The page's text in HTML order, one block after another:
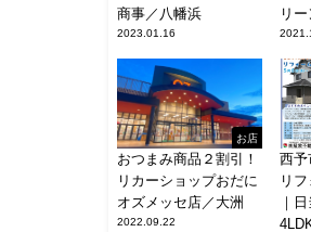
商事／八幡浜
2023.01.16
リ
お店
おつまみ商品２割引！
リカーショップおだに
オズメッセ店／大洲
2022.09.22
西予
リ
｜